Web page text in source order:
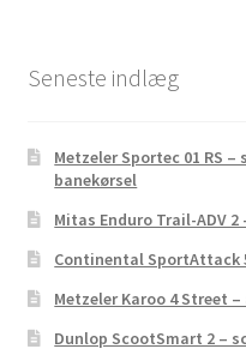
Seneste indlæg
Metzeler Sportec 01 RS
banekørsel
Mitas Enduro Trail-ADV
Continental SportAttack
Metzeler Karoo 4 Street
Dunlop ScootSmart 2 –